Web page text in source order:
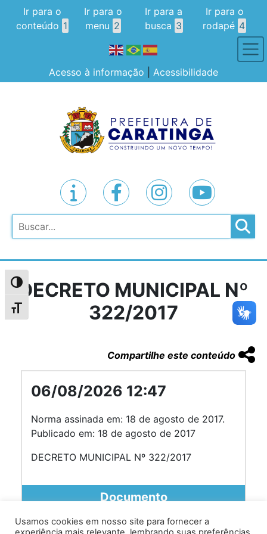
Alternar alto contraste
Alternar tamanho da fonte
Ir para o
conteúdo 1
Ir para o
menu 2
Ir para a
busca 3
Ir para o
rodapé 4
Acesso à informação Acessibilidade
Pesquisar
DECRETO MUNICIPAL Nº
322/2017
Compartilhe este conteúdo
06/08/2026 12:47
Norma assinada em: 18 de agosto de 2017.
Publicado em: 18 de agosto de 2017
DECRETO MUNICIPAL Nº 322/2017
Documento
Usamos cookies em nosso site para fornecer a